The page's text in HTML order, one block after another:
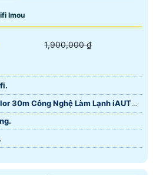
Imou
1,900,000 ₫
30m Công Nghệ Làm Lạnh iAUTO-